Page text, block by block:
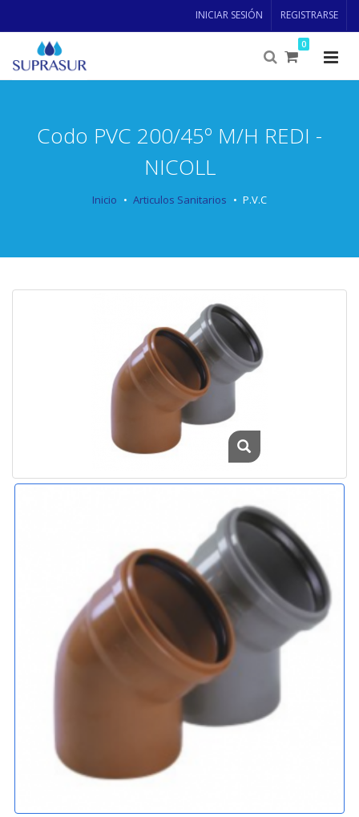
INICIAR SESIÓN REGISTRARSE
0
Codo PVC 200/45º M/H REDI -
NICOLL
Inicio Articulos Sanitarios P.V.C